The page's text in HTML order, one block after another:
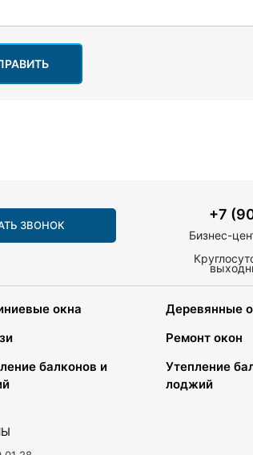
ЗВОНОК
+7
Бизнес-
окна
Деревянные
Ремонт окон
балконов и
Утепление
лоджий